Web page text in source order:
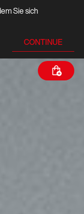
Sie sich
CONTINUE